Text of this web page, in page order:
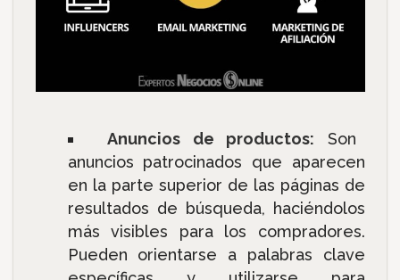
Anuncios de productos: Son
anuncios patrocinados que aparecen
en la parte superior de las páginas de
resultados de búsqueda, haciéndolos
más visibles para los compradores.
Pueden orientarse a palabras clave